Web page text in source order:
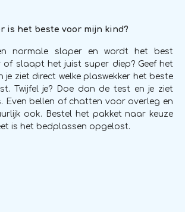
is het beste voor mijn kind?
normale slaper en wordt het best
of slaapt het juist super diep? Geef het
je ziet direct welke plaswekker het beste
Twijfel je? Doe dan de test en je ziet
Even bellen of chatten voor overleg en
ook. Bestel het pakket naar keuze
is het bedplassen opgelost.